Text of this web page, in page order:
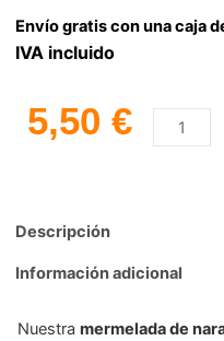
Envío gratis con una caja
IVA incluido
5,50 €
cantidad
Descripción
Información adicional
Nuestra mermelada de